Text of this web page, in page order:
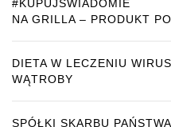
#KUPUJŚWIADOMIE
NA GRILLA – PRODUKT
DIETA W LECZENIU
WĄTROBY
SPÓŁKI SKARBU PAŃSTWA